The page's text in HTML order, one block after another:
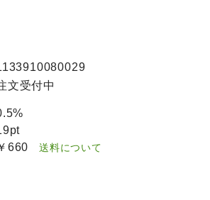
文受付中
660 送料について